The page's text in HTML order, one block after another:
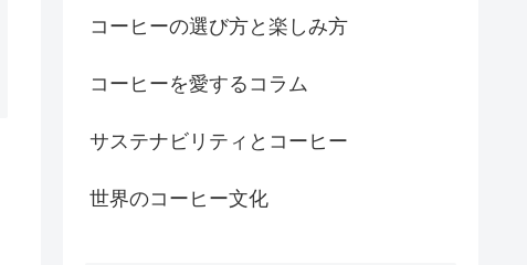
コーヒーの選び方と楽しみ方
コーヒーを愛するコラム
サステナビリティとコーヒー
世界のコーヒー文化